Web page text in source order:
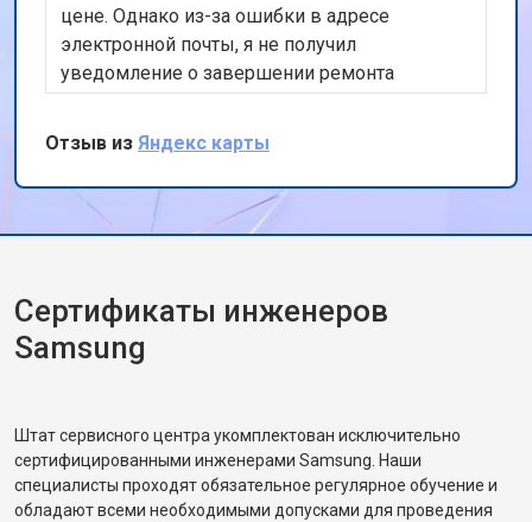
цене. Однако из-за ошибки в адресе
электронной почты, я не получил
уведомление о завершении ремонта
вовремя.
Отзыв из Яндекс карты
Сертификаты инженеров
Samsung
Штат сервисного центра укомплектован исключительно
сертифицированными инженерами Samsung. Наши
специалисты проходят обязательное регулярное обучение и
обладают всеми необходимыми допусками для проведения